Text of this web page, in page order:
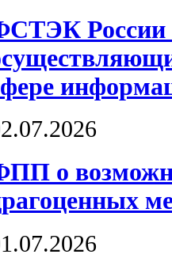
России
о